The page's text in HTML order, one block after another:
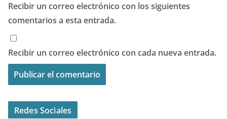
Recibir un correo electrónico con los siguientes
comentarios a esta entrada.
Recibir un correo electrónico con cada nueva entrada.
Redes Sociales